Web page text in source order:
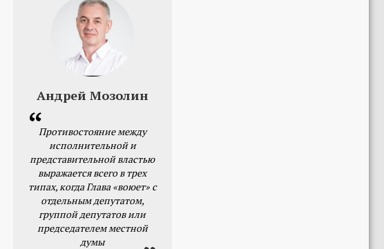
Андрей Мозолин
Противостояние между
исполнительной и
представительной властью
выражается всего в трех
типах, когда Глава «воюет» с
отдельным депутатом,
группой депутатов или
председателем местной
думы